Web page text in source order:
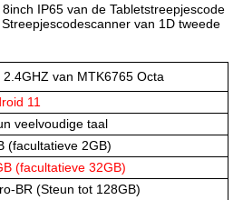
IP65 van de Tabletstreepjescode
van 1D tweede
2.4GHZ van MTK6765 Octa
11
veelvoudige taal
(facultatieve 2GB)
(facultatieve 32GB)
BR (Steun tot 128GB)